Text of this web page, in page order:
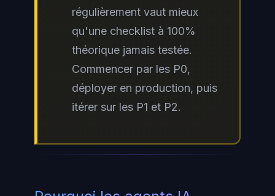
régulièrement vaut mieux
qu'une checklist à 100%
théorique jamais testée.
Commencer par les P0,
déployer en production, puis
itérer sur les P1 et P2.